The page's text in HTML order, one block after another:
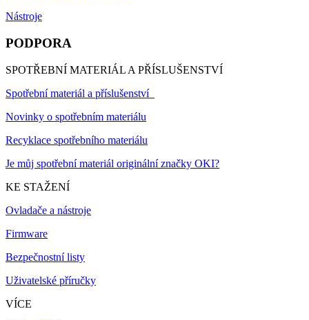
Nástroje
PODPORA
SPOTŘEBNÍ MATERIÁL A PŘÍSLUŠENSTVÍ
Spotřební materiál a příslušenství
Novinky o spotřebním materiálu
Recyklace spotřebního materiálu
Je můj spotřební materiál originální značky OKI?
KE STAŽENÍ
Ovladače a nástroje
Firmware
Bezpečnostní listy
Uživatelské příručky
VÍCE